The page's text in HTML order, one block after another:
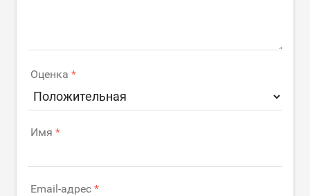
Оценка
Имя
Email-адрес